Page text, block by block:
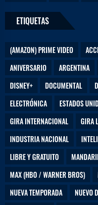
r
ETIQUETAS
(AMAZON) PRIME VIDEO
ANIVERSARIO
ARGENTINA
DISNEY+
DOCUMENTAL
ELECTRÓNICA
ESTADOS
GIRA INTERNACIONAL
INDUSTRIA NACIONAL
LIBRE Y GRATUITO
MAX (HBO / WARNER BROS)
NUEVA TEMPORADA
NUEVO